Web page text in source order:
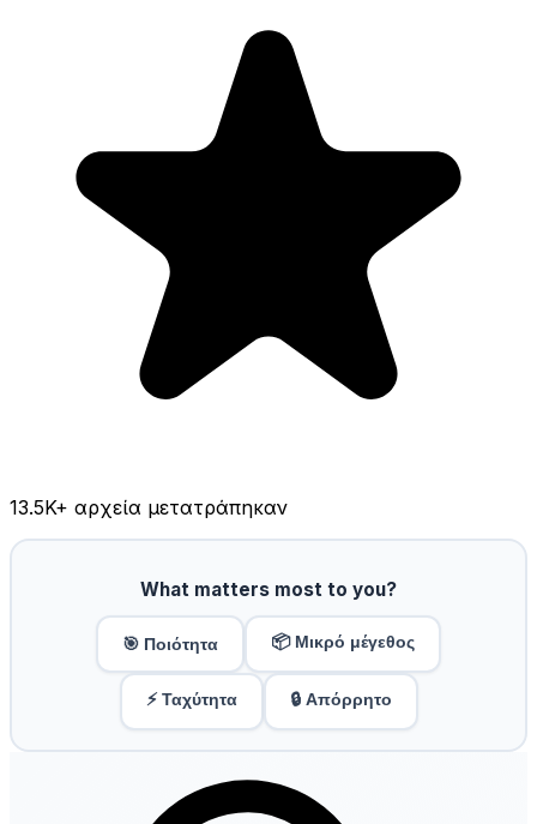
13.5K+ αρχεία μετατράπηκαν
What matters most to you?
🎯 Ποιότητα 📦 Μικρό μέγεθος
⚡ Ταχύτητα 🔒 Απόρρητο